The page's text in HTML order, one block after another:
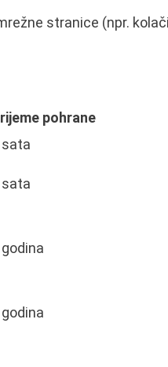
stranice (npr.
pohrane
sata
sata